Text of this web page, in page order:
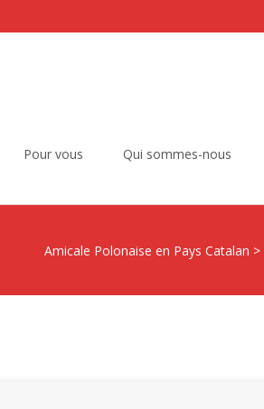
Pour vous Qui sommes-nous
Amicale Polonaise en Pays Catalan >